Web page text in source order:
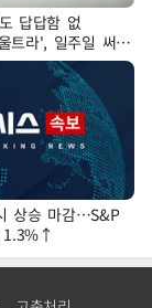
답답함 없
트라', 일주일 써보
상승 마감…S&P
1.3%↑